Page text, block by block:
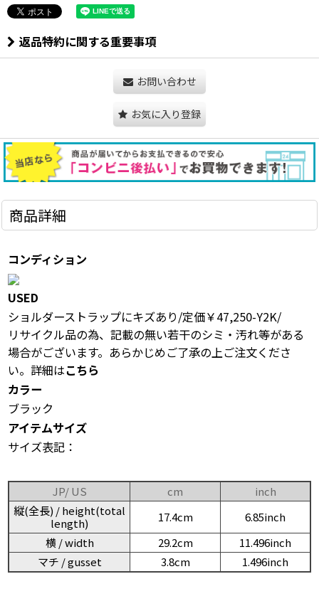
返品特約に関する重要事項
お問い合わせ
お気に入り登録
商品詳細
コンディション
USED
ショルダーストラップにキズあり/定価￥47,250-Y2K/
リサイクル品の為、記載の無い若干のシミ・汚れ等がある
場合がございます。あらかじめご了承の上ご注文くださ
い。詳細はこちら
カラー
ブラック
アイテムサイズ
サイズ表記：
JP/ US cm
inch
縦(全長) / height(total
length)
17.4cm
6.85inch
横 / width
29.2cm
11.496inch
マチ / gusset
3.8cm 1.496inch